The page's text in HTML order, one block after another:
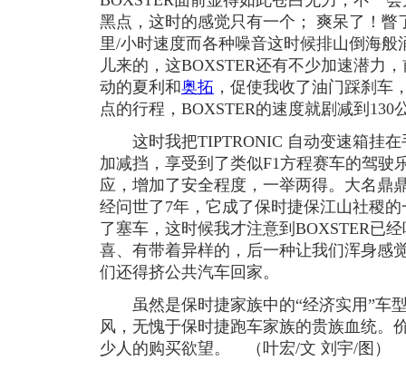
黑点，这时的感觉只有一个； 爽呆了！瞥
里/小时速度而各种噪音这时候排山倒海
儿来的，这BOXSTER还有不少加速潜力
动的夏利和奥拓 ，促使我收了油门踩刹车
点的行程，BOXSTER的速度就剧减到130
这时我把TIPTRONIC 自动变速箱挂在
加减挡，享受到了类似F1方程赛车的驾驶
应，增加了安全程度，一举两得。大名鼎
经问世了7年，它成了保时捷保江山社稷
了塞车，这时候我才注意到BOXSTER已
喜、有带着异样的，后一种让我们浑身感
们还得挤公共汽车回家。
虽然是保时捷家族中的“经济实用”车型
风，无愧于保时捷跑车家族的贵族血统。
少人的购买欲望。 （叶宏/文 刘宇/图）